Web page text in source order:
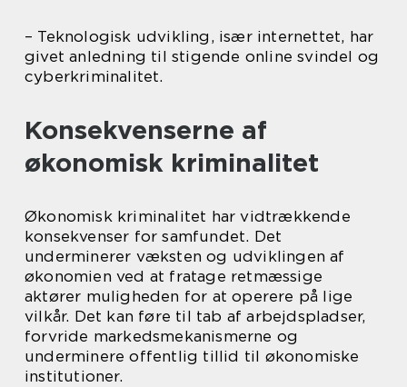
– Teknologisk udvikling, især internettet, har
givet anledning til stigende online svindel og
cyberkriminalitet.
Konsekvenserne af
økonomisk kriminalitet
Økonomisk kriminalitet har vidtrækkende
konsekvenser for samfundet. Det
underminerer væksten og udviklingen af
økonomien ved at fratage retmæssige
aktører muligheden for at operere på lige
vilkår. Det kan føre til tab af arbejdspladser,
forvride markedsmekanismerne og
underminere offentlig tillid til økonomiske
institutioner.